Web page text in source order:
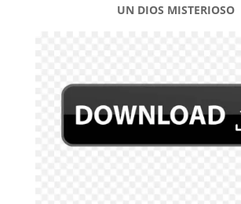
UN DIOS MISTERIOSO